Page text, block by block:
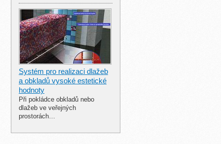
Systém pro realizaci dlažeb
a obkladů vysoké estetické
hodnoty
Při pokládce obkladů nebo
dlažeb ve veřejných
prostorách…